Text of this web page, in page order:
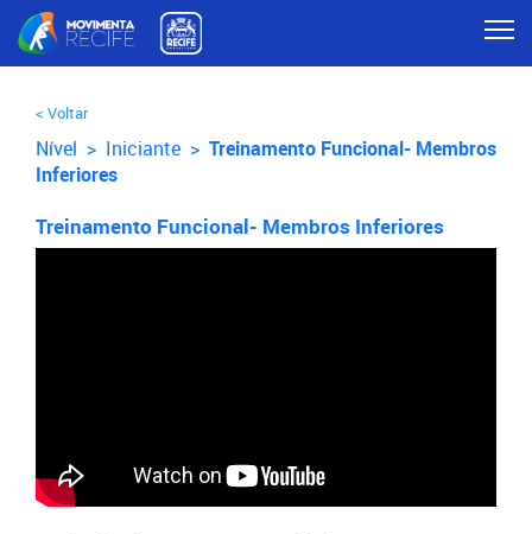
< Voltar
Nível > Iniciante > Treinamento Funcional- Membros
Inferiores
Treinamento Funcional- Membros Inferiores